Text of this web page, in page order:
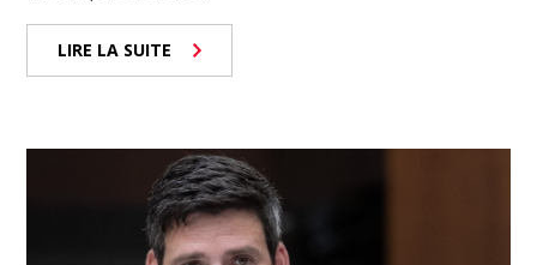
LIRE LA SUITE